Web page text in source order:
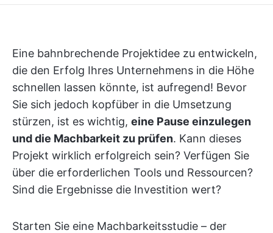
Eine bahnbrechende Projektidee zu entwickeln,
die den Erfolg Ihres Unternehmens in die Höhe
schnellen lassen könnte, ist aufregend! Bevor
Sie sich jedoch kopfüber in die Umsetzung
stürzen, ist es wichtig, eine Pause einzulegen
und die Machbarkeit zu prüfen. Kann dieses
Projekt wirklich erfolgreich sein? Verfügen Sie
über die erforderlichen Tools und Ressourcen?
Sind die Ergebnisse die Investition wert?
Starten Sie eine Machbarkeitsstudie – der